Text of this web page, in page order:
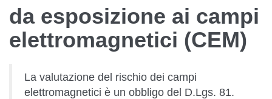
da esposizione ai campi
elettromagnetici (CEM)
La valutazione del rischio dei campi
elettromagnetici è un obbligo del D.Lgs. 81.